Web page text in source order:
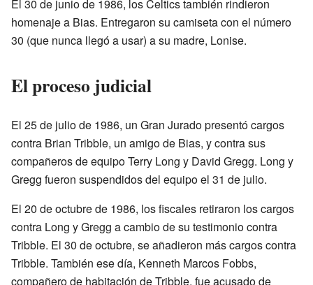
El 30 de junio de 1986, los Celtics también rindieron
homenaje a Bias. Entregaron su camiseta con el número
30 (que nunca llegó a usar) a su madre, Lonise.
El proceso judicial
El 25 de julio de 1986, un Gran Jurado presentó cargos
contra Brian Tribble, un amigo de Bias, y contra sus
compañeros de equipo Terry Long y David Gregg. Long y
Gregg fueron suspendidos del equipo el 31 de julio.
El 20 de octubre de 1986, los fiscales retiraron los cargos
contra Long y Gregg a cambio de su testimonio contra
Tribble. El 30 de octubre, se añadieron más cargos contra
Tribble. También ese día, Kenneth Marcos Fobbs,
compañero de habitación de Tribble, fue acusado de